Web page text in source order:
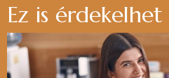
Ez is érdekelhet